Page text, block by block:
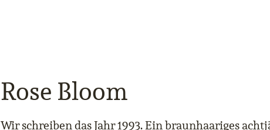
Rose Bloom
Wir schreiben das Jahr 1993. Ein braunhaariges